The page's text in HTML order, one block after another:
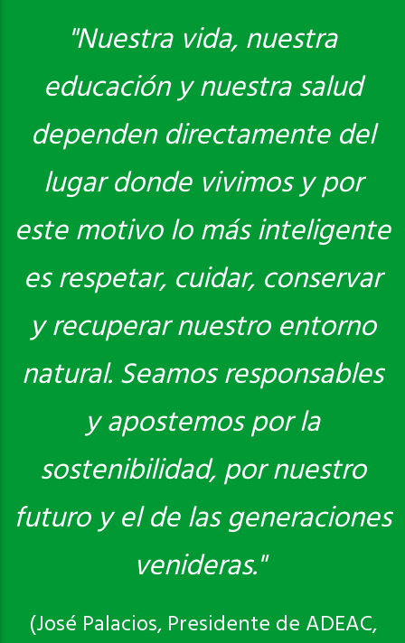
"Nuestra vida, nuestra
educación y nuestra salud
dependen directamente del
lugar donde vivimos y por
este motivo lo más inteligente
es respetar, cuidar, conservar
y recuperar nuestro entorno
natural. Seamos responsables
y apostemos por la
sostenibilidad, por nuestro
futuro y el de las generaciones
venideras."
(José Palacios, Presidente de ADEAC,